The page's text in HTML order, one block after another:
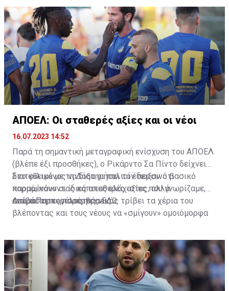
ΑΠΟΕΛ: Οι σταθερές αξίες και οι νέοι
16.07.2023 14:52
Παρά τη σημαντική μεταγραφική ενίσχυση του ΑΠΟΕΛ
(βλέπε έξι προσθήκες), ο Ρικάρντο Σα Πίντο δείχνει
διατεθειμένος να διατηρήσει τον περσινό βασικό
κορμό, κάνοντας κάποιες ελάχιστες, αλλά
απαραίτητες παρεμβάσεις.
Στο φιλικό με τη Δόξα οι παλιοί έδειξαν ότι
παραμένουν οι ίδιες σταθερές αξίες που γνωρίζαμε,
ενώ ο Πορτογάλος τεχνικός τρίβει τα χέρια του
βλέποντας και τους νέους να «σμίγουν» ομοιόμορφα
Διαβάστε περισσότεραΕΔΩ.